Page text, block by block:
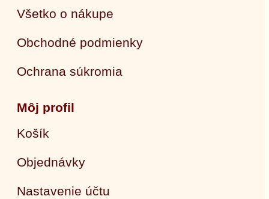
Všetko o nákupe
Obchodné podmienky
Ochrana súkromia
Môj profil
Košík
Objednávky
Nastavenie účtu